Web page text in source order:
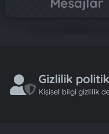
Gizlilik
Kişisel bilgi gizlilik